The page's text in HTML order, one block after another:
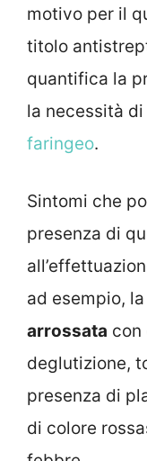
motivo per il
titolo
quantifica la
la necessità
faringeo.
Sintomi che
presenza di
ad esempio, la
arrossata con
deglutizione,
presenza di
di colore